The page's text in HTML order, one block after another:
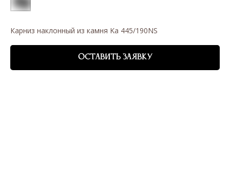
Карниз наклонный из камня Ka 445/190NS
ОСТАВИТЬ ЗАЯВКУ